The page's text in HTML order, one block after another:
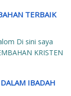
TERBAIK
Di sini saya
KRISTEN
IBADAH